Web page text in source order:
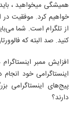
همیشگی میخواهید ،
خواهیم کرد. موفقیت در
از تلگرام است. شما
کنید. صد البته که
افزایش ممبر
اینستاگرامی خود
پیج‌های اینستاگرامی
دارند؟